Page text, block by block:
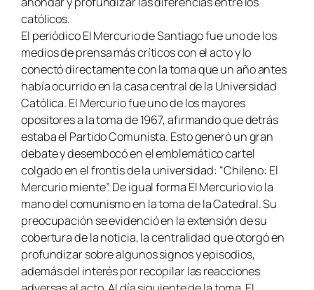
católicos.
El periódico El Mercurio de Santiago fue uno de los
medios de prensa más críticos con el acto y lo
conectó directamente con la toma que un año antes
había ocurrido en la casa central de la Universidad
Católica. El Mercurio fue uno de los mayores
opositores a la toma de 1967, afirmando que detrás
estaba el Partido Comunista. Esto generó un gran
debate y desembocó en el emblemático cartel
colgado en el frontis de la universidad: “Chileno: El
Mercurio miente”. De igual forma El Mercurio vio la
mano del comunismo en la toma de la Catedral. Su
preocupación se evidenció en la extensión de su
cobertura de la noticia, la centralidad que otorgó en
profundizar sobre algunos signos y episodios,
además del interés por recopilar las reacciones